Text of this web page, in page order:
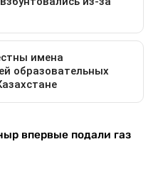
впервые подали газ